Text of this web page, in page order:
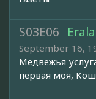
S03E06
September 16,
Медвежья
первая моя,